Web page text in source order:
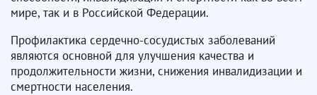
мире, так и в Российской Федерации.
Профилактика сердечно-сосудистых заболеваний
являются основной для улучшения качества и
продолжительности жизни, снижения инвалидизации и
смертности населения.